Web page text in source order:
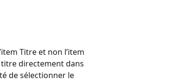
Titre et non l’item
directement dans
de sélectionner le